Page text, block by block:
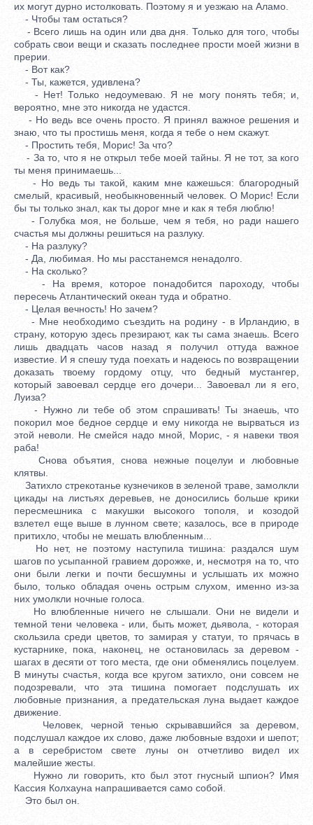
их могут дурно истолковать. Поэтому я и уезжаю на Аламо.
- Чтобы там остаться?
- Всего лишь на один или два дня. Только для того, чтобы
собрать свои вещи и сказать последнее прости моей жизни в
прерии.
- Вот как?
- Ты, кажется, удивлена?
- Нет! Только недоумеваю. Я не могу понять тебя; и,
вероятно, мне это никогда не удастся.
- Но ведь все очень просто. Я принял важное решения и
знаю, что ты простишь меня, когда я тебе о нем скажут.
- Простить тебя, Морис! За что?
- За то, что я не открыл тебе моей тайны. Я не тот, за кого
ты меня принимаешь...
- Но ведь ты такой, каким мне кажешься: благородный
смелый, красивый, необыкновенный человек. О Морис! Если
бы ты только знал, как ты дорог мне и как я тебя люблю!
- Голубка моя, не больше, чем я тебя, но ради нашего
счастья мы должны решиться на разлуку.
- На разлуку?
- Да, любимая. Но мы расстанемся ненадолго.
- На сколько?
- На время, которое понадобится пароходу, чтобы
пересечь Атлантический океан туда и обратно.
- Целая вечность! Но зачем?
- Мне необходимо съездить на родину - в Ирландию, в
страну, которую здесь презирают, как ты сама знаешь. Всего
лишь двадцать часов назад я получил оттуда важное
известие. И я спешу туда поехать и надеюсь по возвращении
доказать твоему гордому отцу, что бедный мустангер,
который завоевал сердце его дочери... Завоевал ли я его,
Луиза?
- Нужно ли тебе об этом спрашивать! Ты знаешь, что
покорил мое бедное сердце и ему никогда не вырваться из
этой неволи. Не смейся надо мной, Морис, - я навеки твоя
раба!
Снова объятия, снова нежные поцелуи и любовные
клятвы.
Затихло стрекотанье кузнечиков в зеленой траве, замолкли
цикады на листьях деревьев, не доносились больше крики
пересмешника с макушки высокого тополя, и козодой
взлетел еще выше в лунном свете; казалось, все в природе
притихло, чтобы не мешать влюбленным...
Но нет, не поэтому наступила тишина: раздался шум
шагов по усыпанной гравием дорожке, и, несмотря на то, что
они были легки и почти бесшумны и услышать их можно
было, только обладая очень острым слухом, именно из-за
них умолкли ночные голоса.
Но влюбленные ничего не слышали. Они не видели и
темной тени человека - или, быть может, дьявола, - которая
скользила среди цветов, то замирая у статуи, то прячась в
кустарнике, пока, наконец, не остановилась за деревом -
шагах в десяти от того места, где они обменялись поцелуем.
В минуты счастья, когда все кругом затихло, они совсем не
подозревали, что эта тишина помогает подслушать их
любовные признания, а предательская луна выдает каждое
движение.
Человек, черной тенью скрывавшийся за деревом,
подслушал каждое их слово, даже любовные вздохи и шепот;
а в серебристом свете луны он отчетливо видел их
малейшие жесты.
Нужно ли говорить, кто был этот гнусный шпион? Имя
Кассия Колхауна напрашивается само собой.
Это был он.